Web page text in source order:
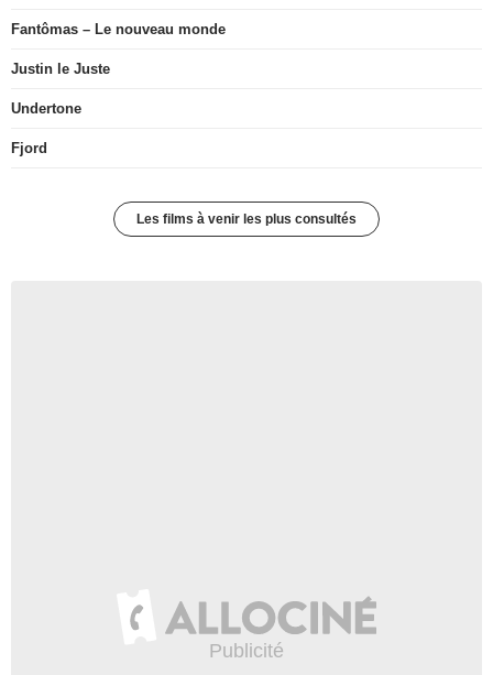
Fantômas – Le nouveau monde
Justin le Juste
Undertone
Fjord
Les films à venir les plus consultés